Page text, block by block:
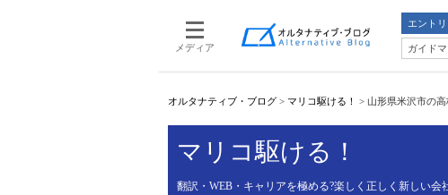
メディア
エント
ガイド
オルタナティブ・ブログ > マリコ駆ける！ > 山形県米沢市の
マリコ駆ける！
翻訳・WEB・キャリアを極める?楽しく正しく新しい会